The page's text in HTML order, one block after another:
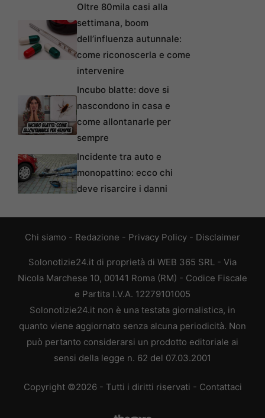
Oltre 80mila casi alla
settimana, boom
dell’influenza autunnale:
come riconoscerla e come
intervenire
Incubo blatte: dove si
nascondono in casa e
come allontanarle per
sempre
Incidente tra auto e
monopattino: ecco chi
deve risarcire i danni
Chi siamo - Redazione - Privacy Policy - Disclaimer
Solonotizie24.it di proprietà di WEB 365 SRL - Via
Nicola Marchese 10, 00141 Roma (RM) - Codice Fiscale
e Partita I.V.A. 12279101005
Solonotizie24.it non è una testata giornalistica, in
quanto viene aggiornato senza alcuna periodicità. Non
può pertanto considerarsi un prodotto editoriale ai
sensi della legge n. 62 del 07.03.2001
Copyright ©2026 - Tutti i diritti riservati - Contattaci